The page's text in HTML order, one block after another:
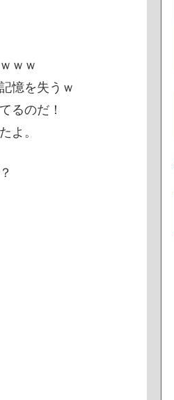
ｗｗ
憶を失うｗ
るのだ！
よ。